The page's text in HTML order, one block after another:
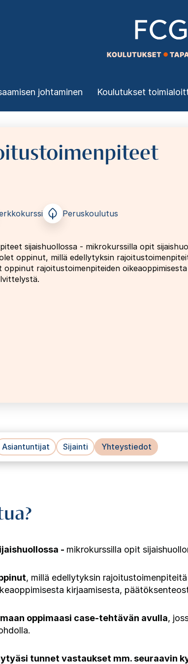
johtaminen Koulutukset
Peruskoulutus
sijaishuollossa - mikrokurssilla opit
oppinut, millä edellytyksin
rajoitustoimenpiteiden oikeaoppimisesta
Asiantuntijat Sijainti Yhteystiedot
- mikrokurssilla opit
, millä edellytyksin
kirjaamisesta,
oppimaasi case-tehtävän avulla,
tunnet vastaukset mm. seuraavin